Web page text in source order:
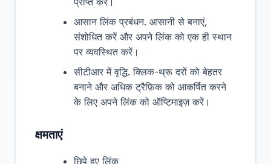
आसान लिंक प्रबंधन. आसानी से बनाएं,
संशोधित करें और अपने लिंक को एक ही स्थान
पर व्यवस्थित करें।
सीटीआर में वृद्धि. क्लिक-थ्रू दरों को बेहतर
बनाने और अधिक ट्रैफ़िक को आकर्षित करने
के लिए अपने लिंक को ऑप्टिमाइज़ करें।
क्षमताएं
छिपे हुए लिंक